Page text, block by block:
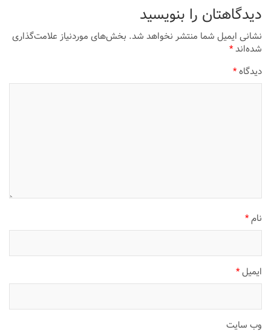
دیدگاهتان را بنویسید
نشانی ایمیل شما منتشر نخواهد شد.بخش‌های موردنیاز علامت‌گذاری
شده‌اند*
دیدگاه*
نام*
ایمیل*
وب‌ سایت